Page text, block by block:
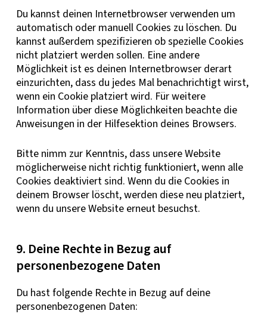
Du kannst deinen Internetbrowser verwenden um
automatisch oder manuell Cookies zu löschen. Du
kannst außerdem spezifizieren ob spezielle Cookies
nicht platziert werden sollen. Eine andere
Möglichkeit ist es deinen Internetbrowser derart
einzurichten, dass du jedes Mal benachrichtigt wirst,
wenn ein Cookie platziert wird. Für weitere
Information über diese Möglichkeiten beachte die
Anweisungen in der Hilfesektion deines Browsers.
Bitte nimm zur Kenntnis, dass unsere Website
möglicherweise nicht richtig funktioniert, wenn alle
Cookies deaktiviert sind. Wenn du die Cookies in
deinem Browser löscht, werden diese neu platziert,
wenn du unsere Website erneut besuchst.
9. Deine Rechte in Bezug auf
personenbezogene Daten
Du hast folgende Rechte in Bezug auf deine
personenbezogenen Daten: